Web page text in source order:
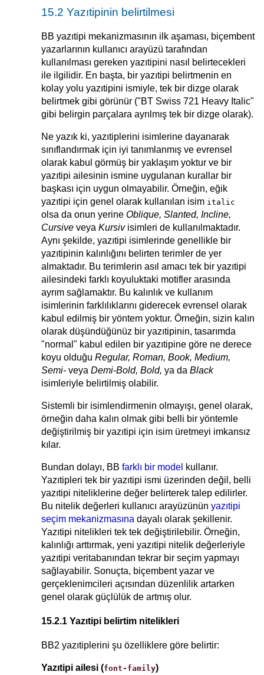
15.2 Yazıtipinin belirtilmesi
BB yazıtipi mekanizmasının ilk aşaması, biçembent
yazarlarının kullanıcı arayüzü tarafından
kullanılması gereken yazıtipini nasıl belirtecekleri
ile ilgilidir. En başta, bir yazıtipi belirtmenin en
kolay yolu yazıtipini ismiyle, tek bir dizge olarak
belirtmek gibi görünür ("BT Swiss 721 Heavy Italic"
gibi belirgin parçalara ayrılmış tek bir dizge olarak).
Ne yazık ki, yazıtiplerini isimlerine dayanarak
sınıflandırmak için iyi tanımlanmış ve evrensel
olarak kabul görmüş bir yaklaşım yoktur ve bir
yazıtipi ailesinin ismine uygulanan kurallar bir
başkası için uygun olmayabilir. Örneğin, eğik
yazıtipi için genel olarak kullanılan isim italic
olsa da onun yerine Oblique, Slanted, Incline,
Cursive veya Kursivisimleri de kullanılmaktadır.
Aynı şekilde, yazıtipi isimlerinde genellikle bir
yazıtipinin kalınlığını belirten terimler de yer
almaktadır. Bu terimlerin asıl amacı tek bir yazıtipi
ailesindeki farklı koyuluktaki motifler arasında
ayrım sağlamaktır. Bu kalınlık ve kullanım
isimlerinin farklılıklarını giderecek evrensel olarak
kabul edilmiş bir yöntem yoktur. Örneğin, sizin kalın
olarak düşündüğünüz bir yazıtipinin, tasarımda
"normal" kabul edilen bir yazıtipine göre ne derece
koyu olduğu Regular, Roman, Book, Medium,
Semi- veya Demi-Bold, Bold, ya da Black
isimleriyle belirtilmiş olabilir.
Sistemli bir isimlendirmenin olmayışı, genel olarak,
örneğin daha kalın olmak gibi belli bir yöntemle
değiştirilmiş bir yazıtipi için isim üretmeyi imkansız
kılar.
Bundan dolayı, BB farklı bir model kullanır.
Yazıtipleri tek bir yazıtipi ismi üzerinden değil, belli
yazıtipi niteliklerine değer belirterek talep edilirler.
Bu nitelik değerleri kullanıcı arayüzünün yazıtipi
seçim mekanizmasına dayalı olarak şekillenir.
Yazıtipi nitelikleri tek tek değiştirilebilir. Örneğin,
kalınlığı arttırmak, yeni yazıtipi nitelik değerleriyle
yazıtipi veritabanından tekrar bir seçim yapmayı
sağlayabilir. Sonuçta, biçembent yazar ve
gerçeklenimcileri açısından düzenlilik artarken
genel olarak güçlülük de artmış olur.
15.2.1 Yazıtipi belirtim nitelikleri
BB2 yazıtiplerini şu özelliklere göre belirtir:
Yazıtipi ailesi (font-family)